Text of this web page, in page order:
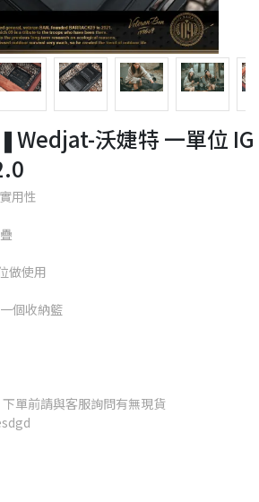
沃婕特 一單位 IG
用性
做使用
個收納籃
單前請與客服詢問有無現貨